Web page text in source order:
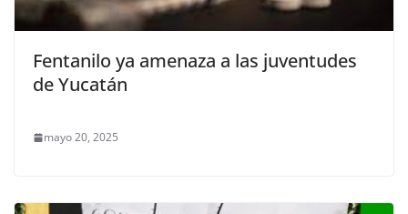
Fentanilo ya amenaza a las juventudes
de Yucatán
mayo 20, 2025